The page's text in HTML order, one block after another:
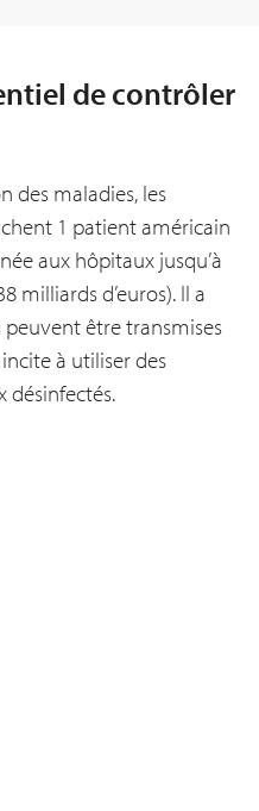
de contrôler
des maladies, les
1 patient américain
aux hôpitaux jusqu’à
milliards d’euros). Il a
être transmises
à utiliser des